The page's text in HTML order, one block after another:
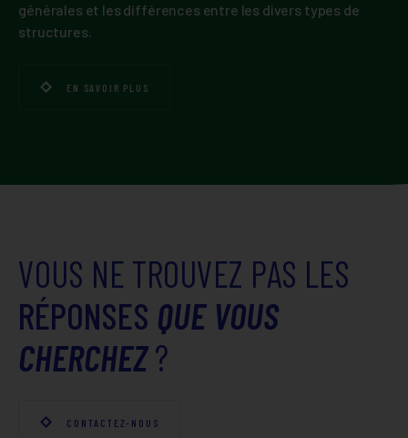
générales et les différences entre les divers types de
structures.
EN SAVOIR PLUS
VOUS NE TROUVEZ PAS LES
RÉPONSES QUE VOUS
CHERCHEZ?
CONTACTEZ-NOUS